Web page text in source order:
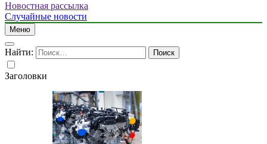
Новостная рассылка
Случайные новости
Меню
Найти:
Заголовки